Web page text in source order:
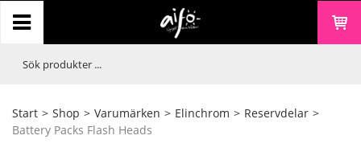
Start > Shop > Varumärken > Elinchrom > Reservdelar >
Battery Packs Flash Heads